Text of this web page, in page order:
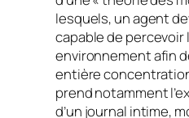
lesquels, un agent
capable de percevoir
environnement afin
entière
prend notamment
d’un journal intime,